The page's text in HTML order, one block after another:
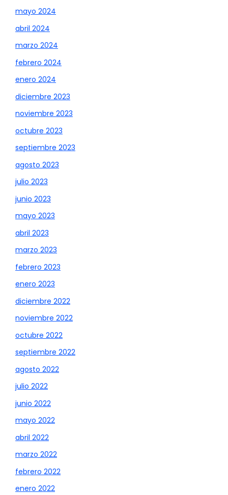
mayo 2024
abril 2024
marzo 2024
febrero 2024
enero 2024
diciembre 2023
noviembre 2023
octubre 2023
septiembre 2023
agosto 2023
julio 2023
junio 2023
mayo 2023
abril 2023
marzo 2023
febrero 2023
enero 2023
diciembre 2022
noviembre 2022
octubre 2022
septiembre 2022
agosto 2022
julio 2022
junio 2022
mayo 2022
abril 2022
marzo 2022
febrero 2022
enero 2022